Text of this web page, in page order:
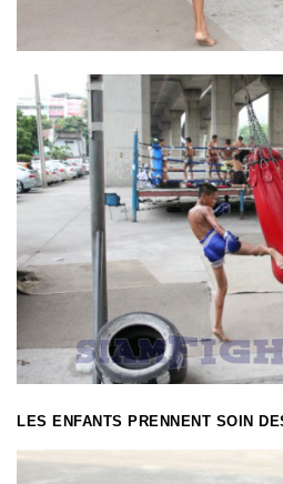
LES ENFANTS PRENNENT SOIN